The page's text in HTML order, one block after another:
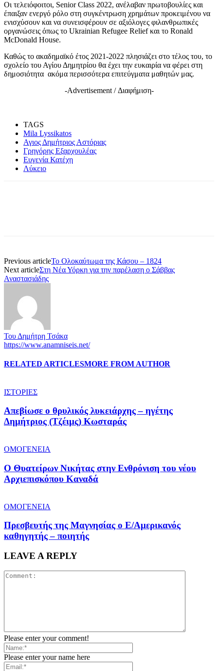
Οι τελειόφοιτοι, Senior Class 2022, ανέλαβαν πρωτοβουλίες και
έπαιξαν ενεργό ρόλο στη συγκέντρωση χρημάτων προκειμένου να
ενισχύσουν και να συνεισφέρουν σε αξιόλογες φιλανθρωπικές
οργανώσεις όπως το Ukrainian Refugee Relief και το Ronald
McDonald House.
Καθώς το ακαδημαϊκό έτος 2021-2022 πλησιάζει στο τέλος του, το
σχολείο του Αγίου Δημητρίου θα έχει την ευκαιρία να φέρει στη
δημοσιότητα ακόμα περισσότερα επιτεύγματα μαθητών μας.
-Advertisement / Διαφήμιση-
TAGS
Mila Lyssikatos
Αγιος Δημήτριος Αστόριας
Γρηγόρης Εξαρχουλέας
Ευγενία Κατέχη
Λύκειο
Previous articleΤο Ολοκαύτωμα της Κάσου – 1824
Next articleΣτη Νέα Υόρκη για την παρέλαση ο Σάββας
Αναστασιάδης
Του Δημήτρη Τσάκα
https://www.anamniseis.net/
RELATED ARTICLESMORE FROM AUTHOR
ΙΣΤΟΡΙΕΣ
Απεβίωσε ο θρυλικός λυκειάρχης – ηγέτης
Δημήτριος (Τζέιμς) Κωσταράς
ΟΜΟΓΕΝΕΙΑ
O Θυατείρων Νικήτας στην Ενθρόνιση του νέου
Αρχιεπισκόπου Καναδά
ΟΜΟΓΕΝΕΙΑ
Πρεσβευτής της Μαγνησίας ο Ε/Αμερικανός
καθηγητής – ποιητής
LEAVE A REPLY
Please enter your comment!
Please enter your name here